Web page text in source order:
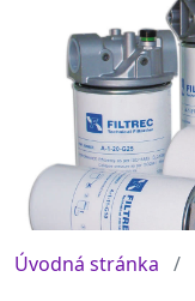
Úvodná stránka